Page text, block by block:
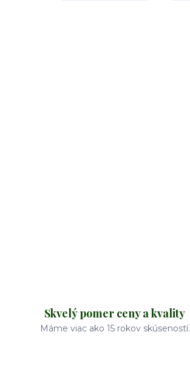
Skvelý pomer ceny a kvality
Máme viac ako 15 rokov skúseností.